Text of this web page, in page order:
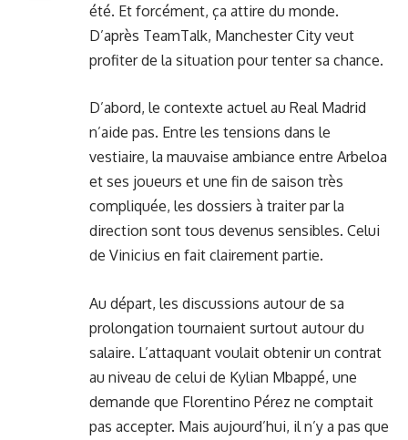
été. Et forcément, ça attire du monde.
D’après TeamTalk, Manchester City veut
profiter de la situation pour tenter sa chance.
D’abord, le contexte actuel au Real Madrid
n’aide pas. Entre les tensions dans le
vestiaire, la mauvaise ambiance entre Arbeloa
et ses joueurs et une fin de saison très
compliquée, les dossiers à traiter par la
direction sont tous devenus sensibles. Celui
de Vinicius en fait clairement partie.
Au départ, les discussions autour de sa
prolongation tournaient surtout autour du
salaire. L’attaquant voulait obtenir un contrat
au niveau de celui de Kylian Mbappé, une
demande que Florentino Pérez ne comptait
pas accepter. Mais aujourd’hui, il n’y a pas que